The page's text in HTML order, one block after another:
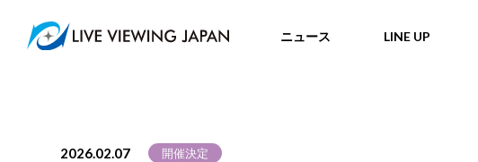
ニュース LINE UP
2026.02.07 開催決定